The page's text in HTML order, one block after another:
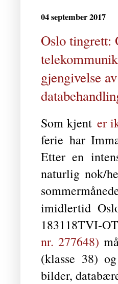
04 september 2017
Oslo tingrett:
gjengivelse
Som kjent er
ferie har
Etter en
naturlig nok/
imidlertid
183118TVI-
nr. 277648)
(klasse 38)
bilder,